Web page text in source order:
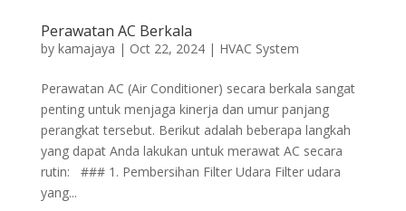
Perawatan AC Berkala
by kamajaya | Oct 22, 2024| HVAC System
Perawatan AC (Air Conditioner) secara berkala sangat
penting untuk menjaga kinerja dan umur panjang
perangkat tersebut. Berikut adalah beberapa langkah
yang dapat Anda lakukan untuk merawat AC secara
rutin: ### 1. Pembersihan Filter Udara Filter udara
yang...